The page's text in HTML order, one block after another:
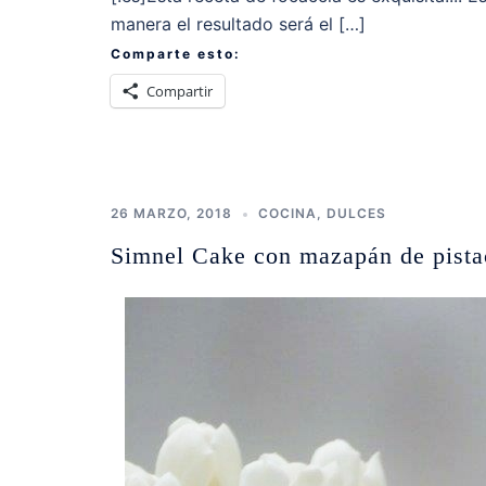
manera el resultado será el […]
Comparte esto:
Compartir
26 MARZO, 2018 COCINA, DULCES
Simnel Cake con mazapán de